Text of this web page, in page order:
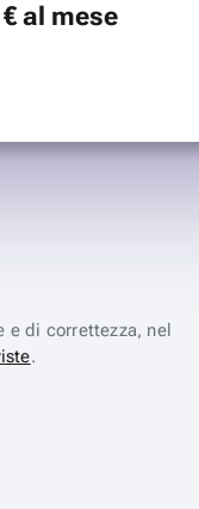
al mese
e di correttezza, nel
.